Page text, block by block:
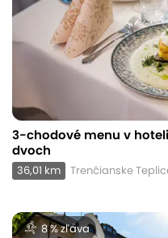
3-chodové menu v hoteli
dvoch
36,01 km Trenčianske
8 % zľava